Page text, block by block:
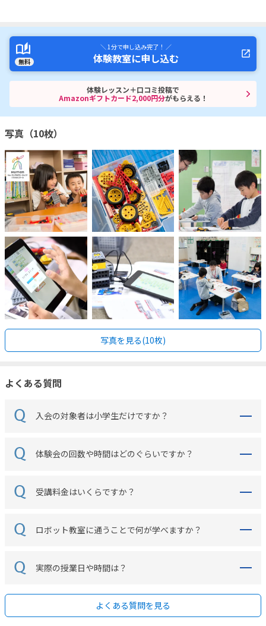
無料
＼ 1分で申し込み完了！ ／
体験教室に申し込む
体験レッスン＋口コミ投稿で
Amazonギフトカード2,000円分がもらえる！
写真（10枚）
写真を見る(10枚)
よくある質問
入会の対象者は小学生だけですか？
体験会の回数や時間はどのぐらいですか？
受講料金はいくらですか？
ロボット教室に通うことで何が学べますか？
実際の授業日や時間は？
よくある質問を見る